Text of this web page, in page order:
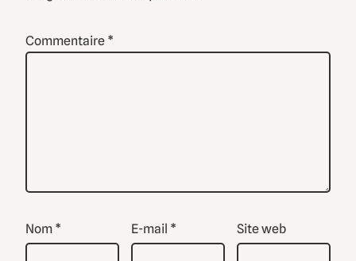
Commentaire *
Nom * E-mail * Site web